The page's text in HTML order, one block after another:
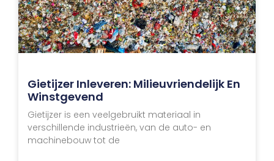
Gietijzer Inleveren: Milieuvriendelijk En
Winstgevend
Gietijzer is een veelgebruikt materiaal in
verschillende industrieën, van de auto- en
machinebouw tot de